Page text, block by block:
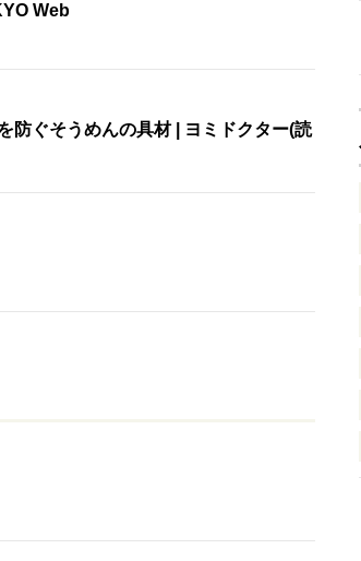
Web
ぐそうめんの具材 | ヨミドクター(読